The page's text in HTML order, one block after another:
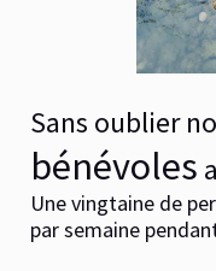
Sans oublier
bénévoles
Une vingtaine de
par semaine